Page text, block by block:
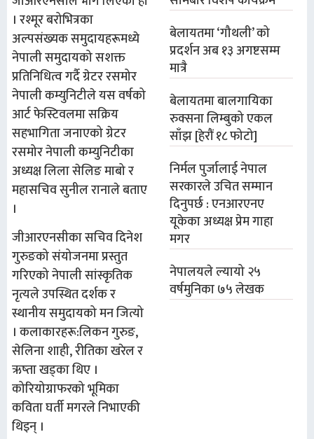
। रश्मूर बरोभित्रका
अल्पसंख्यक समुदायहरूमध्ये
नेपाली समुदायको सशक्त
प्रतिनिधित्व गर्दै ग्रेटर रसमोर
नेपाली कम्युनिटीले यस वर्षको
आर्ट फेस्टिवलमा सक्रिय
सहभागिता जनाएको ग्रेटर
रसमोर नेपाली कम्युनिटीका
अध्यक्ष लिला सेलिङ माबो र
महासचिव सुनील रानाले बताए
।
जीआरएनसीका सचिव दिनेश
गुरुङको संयोजनमा प्रस्तुत
गरिएको नेपाली सांस्कृतिक
नृत्यले उपस्थित दर्शक र
स्थानीय समुदायको मन जित्यो
। कलाकारहरू:लिकन गुरुङ,
सेलिना शाही, रीतिका खरेल र
ऋष्ता खड्का थिए ।
कोरियोग्राफरको भूमिका
कविता घर्ती मगरले निभाएकी
थिइन् ।
बेलायतमा ‘गौथली’ को
प्रदर्शन अब १३ अगष्टसम्म
मात्रै
बेलायतमा बालगायिका
रुक्सना लिम्बुको एकल
साँझ [हेरौं १८ फोटो]
निर्मल पुर्जालाई नेपाल
सरकारले उचित सम्मान
दिनुपर्छ : एनआरएनए
यूकेका अध्यक्ष प्रेम गाहा
मगर
नेपालयले ल्यायो २५
वर्षमुनिका ७५ लेखक